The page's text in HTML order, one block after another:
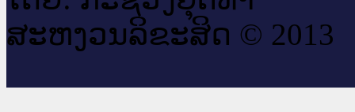
ສະ​ຫງວນ​ລິ​ຂະ​ສິດ © 2013